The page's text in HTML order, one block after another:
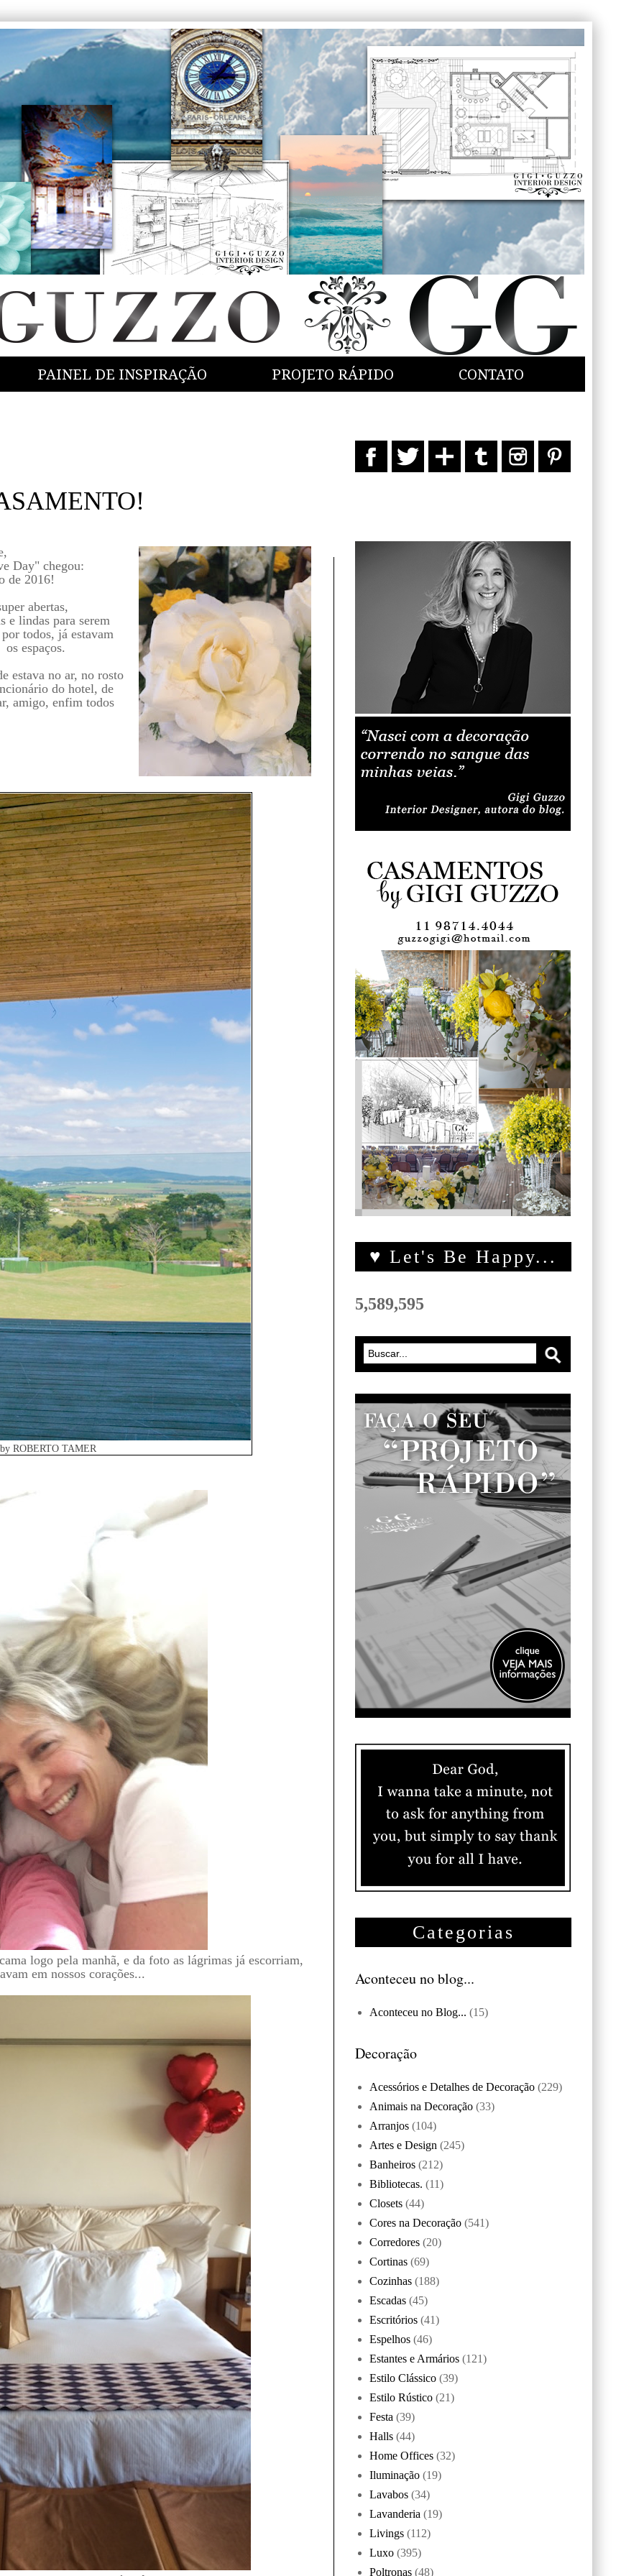
PAINEL DE INSPIRAÇÃO PROJETO RÁPIDO CONTATO
Day" chegou:
de 2016!
abertas,
e lindas para serem
todos, já estavam
espaços.
estava no ar, no rosto
do hotel, de
amigo, enfim todos
ROBERTO TAMER
logo pela manhã, e da foto as lágrimas já escorriam,
em nossos corações...
♥ Let's Be Happy...
5,589,595
Categorias
Aconteceu no blog...
Aconteceu no Blog... (15)
Decoração
Acessórios e Detalhes de Decoração (229)
Animais na Decoração (33)
Arranjos (104)
Artes e Design (245)
Banheiros (212)
Bibliotecas. (11)
Closets (44)
Cores na Decoração (541)
Corredores (20)
Cortinas (69)
Cozinhas (188)
Escadas (45)
Escritórios (41)
Espelhos (46)
Estantes e Armários (121)
Estilo Clássico (39)
Estilo Rústico (21)
Festa (39)
Halls (44)
Home Offices (32)
Iluminação (19)
Lavabos (34)
Lavanderia (19)
Livings (112)
Luxo (395)
Poltronas (48)